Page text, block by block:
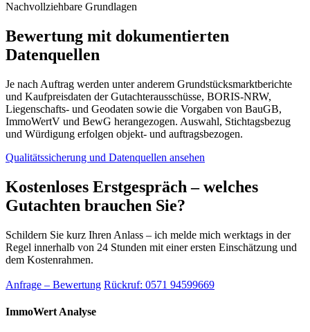
Nachvollziehbare Grundlagen
Bewertung mit dokumentierten
Datenquellen
Je nach Auftrag werden unter anderem Grundstücksmarktberichte
und Kaufpreisdaten der Gutachterausschüsse, BORIS-NRW,
Liegenschafts- und Geodaten sowie die Vorgaben von BauGB,
ImmoWertV und BewG herangezogen. Auswahl, Stichtagsbezug
und Würdigung erfolgen objekt- und auftragsbezogen.
Qualitätssicherung und Datenquellen ansehen
Kostenloses Erstgespräch – welches
Gutachten brauchen Sie?
Schildern Sie kurz Ihren Anlass – ich melde mich werktags in der
Regel innerhalb von 24 Stunden mit einer ersten Einschätzung und
dem Kostenrahmen.
Anfrage – Bewertung Rückruf: 0571 94599669
ImmoWert Analyse